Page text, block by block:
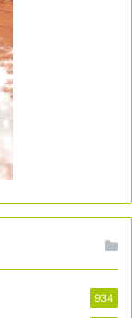
934